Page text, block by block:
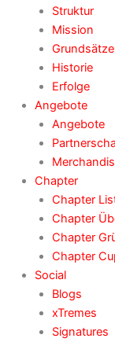
Struktur
Mission
Grundsätze
Historie
Erfolge
Angebote
Angebote
Chapter
Chapter
Chapter
Chapter
Chapter
Social
Blogs
xTremes
Signatures